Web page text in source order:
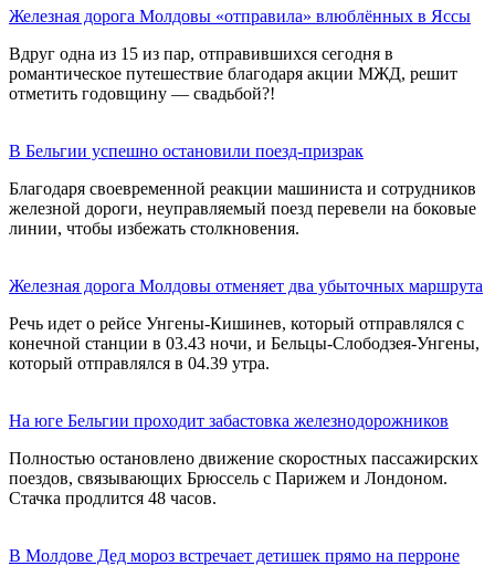
Железная дорога Молдовы «отправила» влюблённых в Яссы
Вдруг одна из 15 из пар, отправившихся сегодня в
романтическое путешествие благодаря акции МЖД, решит
отметить годовщину — свадьбой?!
В Бельгии успешно остановили поезд-призрак
Благодаря своевременной реакции машиниста и сотрудников
железной дороги, неуправляемый поезд перевели на боковые
линии, чтобы избежать столкновения.
Железная дорога Молдовы отменяет два убыточных маршрута
Речь идет о рейсе Унгены-Кишинев, который отправлялся с
конечной станции в 03.43 ночи, и Бельцы-Слободзея-Унгены,
который отправлялся в 04.39 утра.
На юге Бельгии проходит забастовка железнодорожников
Полностью остановлено движение скоростных пассажирских
поездов, связывающих Брюссель с Парижем и Лондоном.
Стачка продлится 48 часов.
В Молдове Дед мороз встречает детишек прямо на перроне